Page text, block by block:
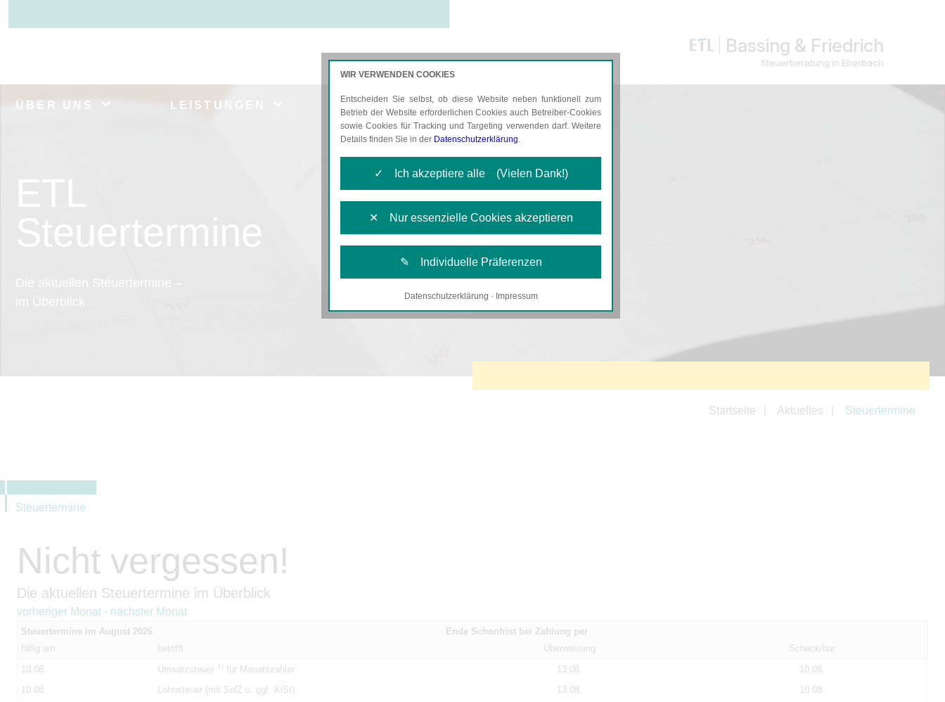
Bassing & Friedrich
Steuerberatung in Eberbach
ÜBER UNS LEISTUNGEN AKTUELLES KARRIERE
Steuertermine
Die aktuellen Steuertermine –
Startseite Aktuelles Steuertermine
Steuertermine
Nicht vergessen!
Die aktuellen Steuertermine im Überblick
vorheriger Monat - nächster Monat
Steuertermine im August 2026
Ende Schonfrist bei Zahlung per
fällig am
betrifft Überweisung
Scheck/bar
10.08.
Umsatzsteuer 1) für Monatszahler 13.08.
10.08.
10.08.
Lohnsteuer (mit SolZ u. ggf. KiSt) 13.08.
10.08.
WIR VERWENDEN COOKIES
Entscheiden Sie selbst, ob diese Website neben funktionell zum
Betrieb der Website erforderlichen Cookies auch Betreiber-Cookies
sowie Cookies für Tracking und Targeting verwenden darf. Weitere
Details finden Sie in der Datenschutzerklärung.
✓ Ich akzeptiere alle (Vielen Dank!)
✕ Nur essenzielle Cookies akzeptieren
✎ Individuelle Präferenzen
Notwendige Cookies
Datenschutzerklärung · Impressum